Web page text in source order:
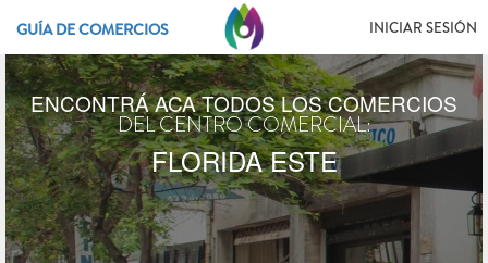
GUÍA DE COMERCIOS INICIAR SESIÓN
ENCONTRÁ ACA TODOS LOS COMERCIOS
DEL CENTRO COMERCIAL:
FLORIDA ESTE